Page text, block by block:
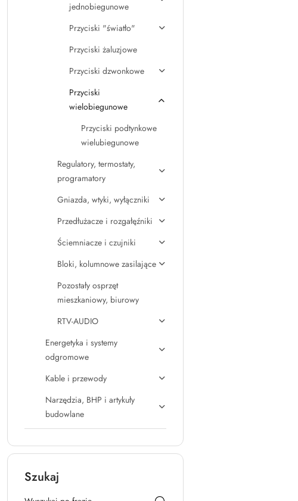
jednobiegunowe
Przyciski "światło"
Przyciski żaluzjowe
Przyciski dzwonkowe
Przyciski
wielobiegunowe
Przyciski podtynkowe
wielubiegunowe
Regulatory, termostaty,
programatory
Gniazda, wtyki, wyłączniki
Przedłużacze i rozgałęźniki
Ściemniacze i czujniki
Bloki, kolumnowe zasilające
Pozostały osprzęt
mieszkaniowy, biurowy
RTV-AUDIO
Energetyka i systemy
odgromowe
Kable i przewody
Narzędzia, BHP i artykuły
budowlane
Szukaj